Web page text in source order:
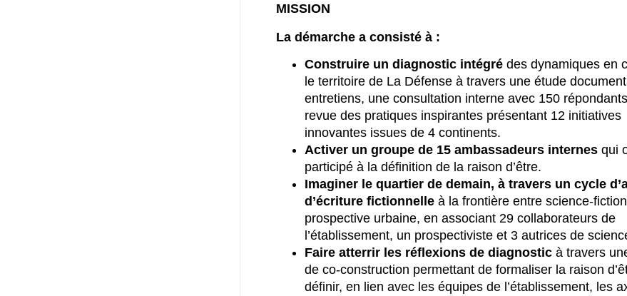
MISSION
La démarche a consisté à :
Construire un diagnostic intégré des dynamiques en
le territoire de La Défense à travers une étude
entretiens, une consultation interne avec 150
revue des pratiques inspirantes présentant 12 initiatives
innovantes issues de 4 continents.
Activer un groupe de 15 ambassadeurs internes qui
participé à la définition de la raison d’être.
Imaginer le quartier de demain, à travers un cycle
d’écriture fictionnelle à la frontière entre science-
prospective urbaine, en associant 29 collaborateurs de
l’établissement, un prospectiviste et 3 autrices de
Faire atterrir les réflexions de diagnostic à travers
de co-construction permettant de formaliser la raison
définir, en lien avec les équipes de l’établissement, les